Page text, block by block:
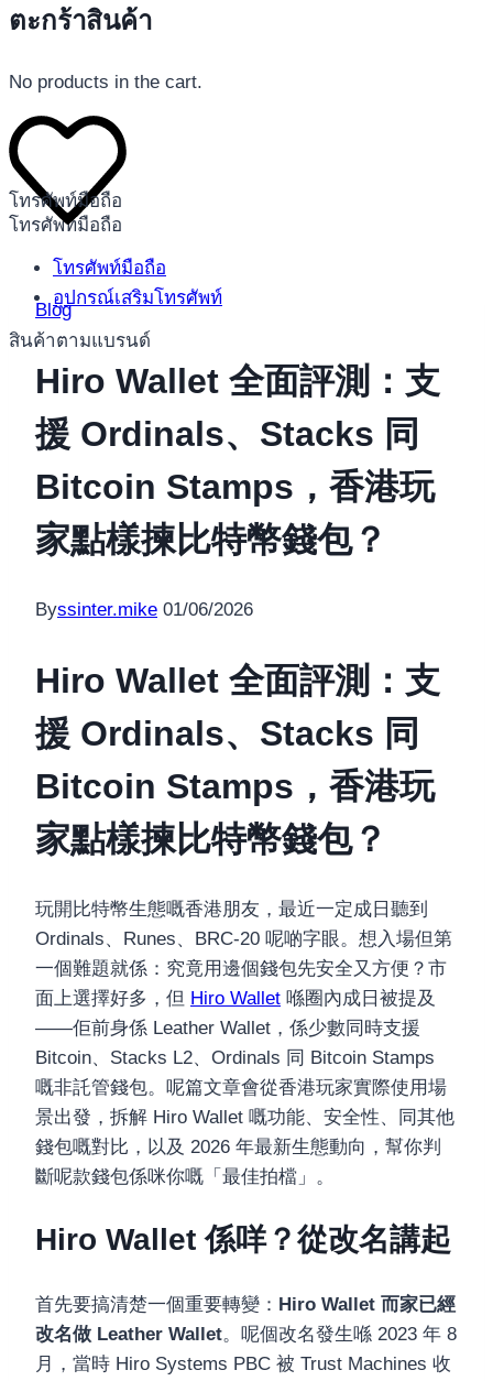
โทรศัพท์มือถือ
โทรศัพท์มือถือ
โทรศัพท์มือถือ
อุปกรณ์เสริมโทรศัพท์
สินค้าตามแบรนด์
ตะกร้าสินค้า
No products in the cart.
Blog
Hiro Wallet 全面評測：支
援 Ordinals、Stacks 同
Bitcoin Stamps，香港玩
家點樣揀比特幣錢包？
Byssinter.mike 01/06/2026
Hiro Wallet 全面評測：支
援 Ordinals、Stacks 同
Bitcoin Stamps，香港玩
家點樣揀比特幣錢包？
玩開比特幣生態嘅香港朋友，最近一定成日聽到
Ordinals、Runes、BRC-20 呢啲字眼。想入場但第
一個難題就係：究竟用邊個錢包先安全又方便？市
面上選擇好多，但 Hiro Wallet 喺圈內成日被提及
——佢前身係 Leather Wallet，係少數同時支援
Bitcoin、Stacks L2、Ordinals 同 Bitcoin Stamps
嘅非託管錢包。呢篇文章會從香港玩家實際使用場
景出發，拆解 Hiro Wallet 嘅功能、安全性、同其他
錢包嘅對比，以及 2026 年最新生態動向，幫你判
斷呢款錢包係咪你嘅「最佳拍檔」。
Hiro Wallet 係咩？從改名講起
首先要搞清楚一個重要轉變： Hiro Wallet 而家已經
改名做 Leather Wallet。呢個改名發生喺 2023 年 8
月，當時 Hiro Systems PBC 被 Trust Machines 收